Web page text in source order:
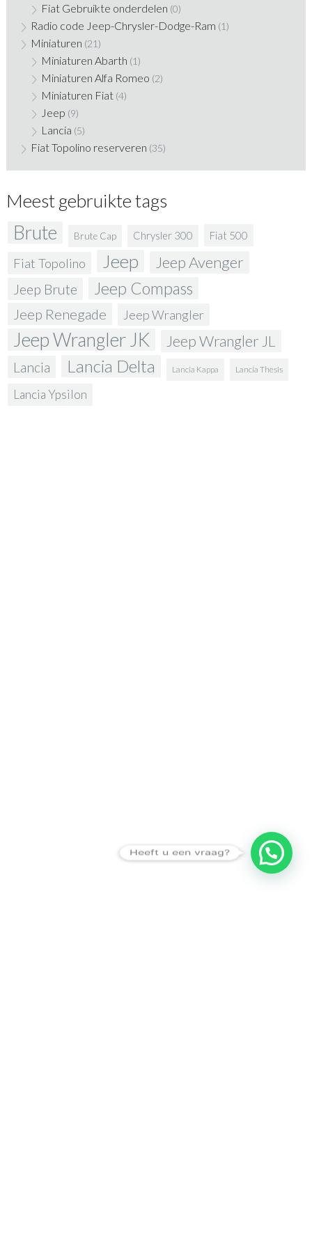
Fiat Gebruikte onderdelen (0)
Radio code Jeep-Chrysler-Dodge-Ram (1)
Miniaturen (21)
Miniaturen Abarth (1)
Miniaturen Alfa Romeo (2)
Miniaturen Fiat (4)
Jeep (9)
Lancia (5)
Fiat Topolino reserveren (35)
Meest gebruikte tags
Brute Brute Cap Chrysler 300 Fiat 500
Fiat Topolino Jeep Jeep Avenger
Jeep Brute Jeep Compass
Jeep Renegade Jeep Wrangler
Jeep Wrangler JK Jeep Wrangler JL
Lancia Lancia Delta Lancia Kappa Lancia Thesis
Lancia Ypsilon
Heeft u een vraag?